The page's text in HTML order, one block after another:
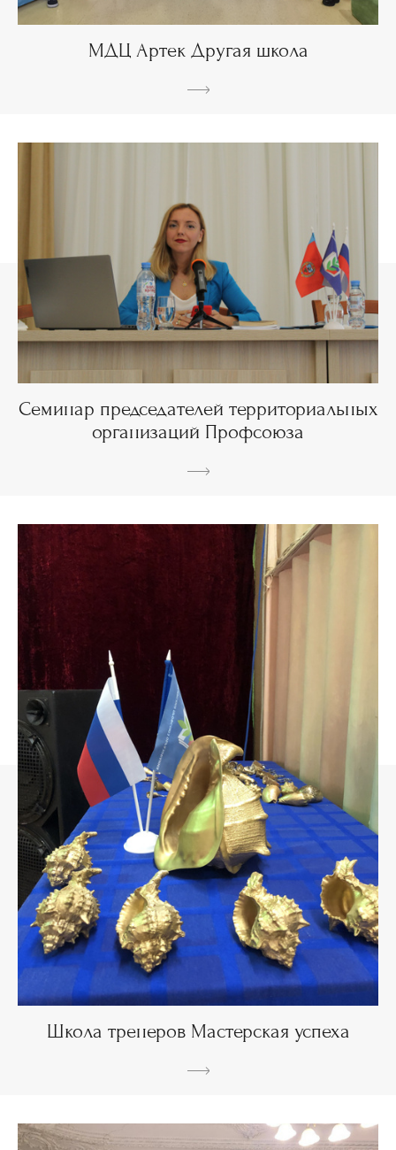
МДЦ Артек Другая школа
Семинар председателей территориальных
организаций Профсоюза
Школа тренеров Мастерская успеха